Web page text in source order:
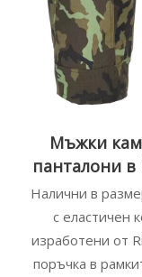
Мъжки
панталони
Налични в
с еластичен
изработени от
поръчка в